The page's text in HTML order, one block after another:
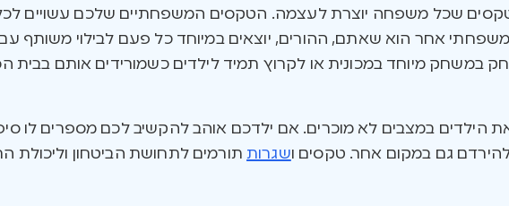
שכל משפחה יוצרת לעצמה. הטקסים המשפחתיים שלכם עשויים
אחר הוא שאתם, ההורים, יוצאים במיוחד כל פעם לבילוי משותף
במשחק מיוחד במכונית או לקרוץ תמיד לילדים כשמורידים אותם בבית
הילדים במצבים לא מוכרים. אם ילדכם אוהב להקשיב לכם מספרים לו
גם במקום אחר. טקסים ושגרותתורמים לתחושת הביטחון וליכולת